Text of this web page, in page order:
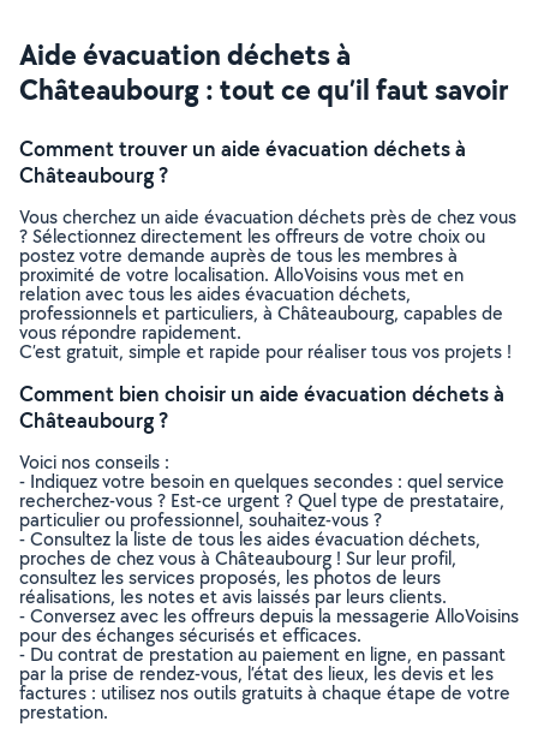
Aide évacuation déchets à
Châteaubourg : tout ce qu’il faut savoir
Comment trouver un aide évacuation déchets à
Châteaubourg ?
Vous cherchez un aide évacuation déchets près de chez vous
? Sélectionnez directement les offreurs de votre choix ou
postez votre demande auprès de tous les membres à
proximité de votre localisation. AlloVoisins vous met en
relation avec tous les aides évacuation déchets,
professionnels et particuliers, à Châteaubourg, capables de
vous répondre rapidement.
C’est gratuit, simple et rapide pour réaliser tous vos projets !
Comment bien choisir un aide évacuation déchets à
Châteaubourg ?
Voici nos conseils :
- Indiquez votre besoin en quelques secondes : quel service
recherchez-vous ? Est-ce urgent ? Quel type de prestataire,
particulier ou professionnel, souhaitez-vous ?
- Consultez la liste de tous les aides évacuation déchets,
proches de chez vous à Châteaubourg ! Sur leur profil,
consultez les services proposés, les photos de leurs
réalisations, les notes et avis laissés par leurs clients.
- Conversez avec les offreurs depuis la messagerie AlloVoisins
pour des échanges sécurisés et efficaces.
- Du contrat de prestation au paiement en ligne, en passant
par la prise de rendez-vous, l’état des lieux, les devis et les
factures : utilisez nos outils gratuits à chaque étape de votre
prestation.